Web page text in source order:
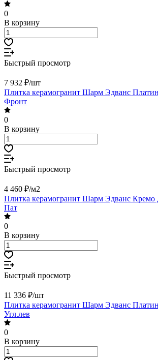
0
В корзину
Быстрый просмотр
7 932 ₽/шт
Плитка керамогранит Шарм Эдванс
Фронт
0
В корзину
Быстрый просмотр
4 460 ₽/м2
Плитка керамогранит Шарм Эдванс Кремо
Пат
0
В корзину
Быстрый просмотр
11 336 ₽/шт
Плитка керамогранит Шарм Эдванс
Угл.лев
0
В корзину